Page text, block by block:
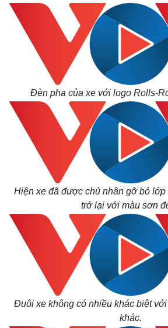
Đèn pha của xe với logo Rolls-
Hiện xe đã được chủ nhân gỡ bỏ lớp
trở lại với màu sơn
Đuôi xe không có nhiều khác biệt
khác.